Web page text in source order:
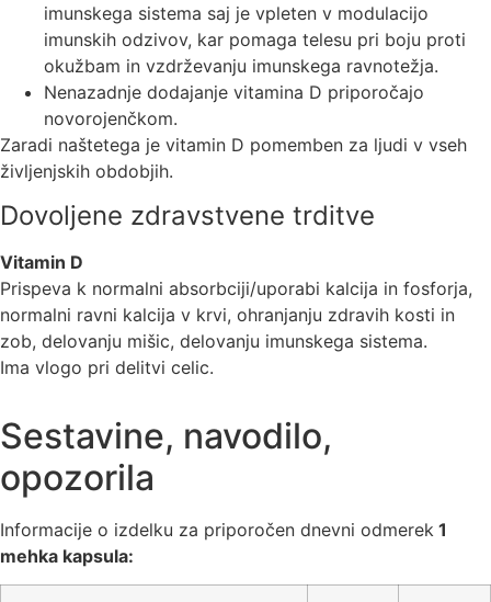
imunskega sistema saj je vpleten v modulacijo
imunskih odzivov, kar pomaga telesu pri boju proti
okužbam in vzdrževanju imunskega ravnotežja.
Nenazadnje dodajanje vitamina D priporočajo
novorojenčkom.
Zaradi naštetega je vitamin D pomemben za ljudi v vseh
življenjskih obdobjih.
Dovoljene zdravstvene trditve
Vitamin D
Prispeva k normalni absorbciji/uporabi kalcija in fosforja,
normalni ravni kalcija v krvi, ohranjanju zdravih kosti in
zob, delovanju mišic, delovanju imunskega sistema.
Ima vlogo pri delitvi celic.
Sestavine, navodilo,
opozorila
Informacije o izdelku za priporočen dnevni odmerek 1
mehka kapsula: